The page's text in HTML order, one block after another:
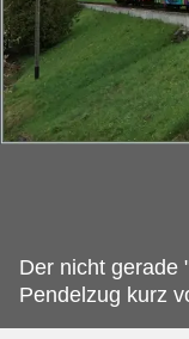
Der nicht gerade
Pendelzug kurz